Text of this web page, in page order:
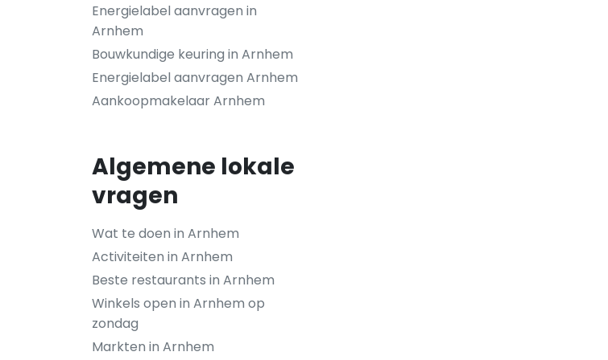
Energielabel aanvragen in
Arnhem
Bouwkundige keuring in Arnhem
Energielabel aanvragen Arnhem
Aankoopmakelaar Arnhem
Algemene lokale
vragen
Wat te doen in Arnhem
Activiteiten in Arnhem
Beste restaurants in Arnhem
Winkels open in Arnhem op
zondag
Markten in Arnhem